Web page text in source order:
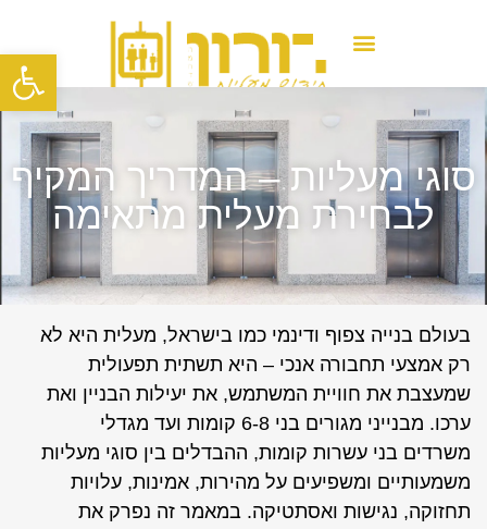
פתח
סוגי מעליות – המדריך המקיף
לבחירת מעלית מתאימה
בעולם בנייה צפוף ודינמי כמו בישראל, מעלית היא לא
רק אמצעי תחבורה אנכי – היא תשתית תפעולית
שמעצבת את חוויית המשתמש, את יעילות הבניין ואת
ערכו. מבנייני מגורים בני 6-8 קומות ועד מגדלי
משרדים בני עשרות קומות, ההבדלים בין סוגי מעליות
משמעותיים ומשפיעים על מהירות, אמינות, עלויות
תחזוקה, נגישות ואסתטיקה. במאמר זה נפרק את